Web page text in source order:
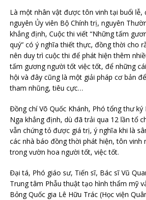
Là một nhân vật được tôn vinh tại buổi lễ,
nguyên Ủy viên Bộ Chính trị, nguyên
khẳng định, Cuộc thi viết “Những tấm
quý” có ý nghĩa thiết thực, đồng thời cho
nên duy trì cuộc thi để phát hiện thêm
tấm gương người tốt việc tốt, để những
hội và đây cũng là một giải pháp cơ bản
tham nhũng, tiêu cực…
Đồng chí Võ Quốc Khánh, Phó tổng thư ký
Nga khẳng định, dù đã trải qua 12 lần tổ
vẫn chứng tỏ được giá trị, ý nghĩa khi là
các nhà báo đồng thời phát hiện, tôn vinh
trong vườn hoa người tốt, việc tốt.
Đại tá, Phó giáo sư, Tiến sĩ, Bác sĩ Vũ
Trung tâm Phẫu thuật tạo hình thẩm mỹ
Bỏng Quốc gia Lê Hữu Trác (Học viện